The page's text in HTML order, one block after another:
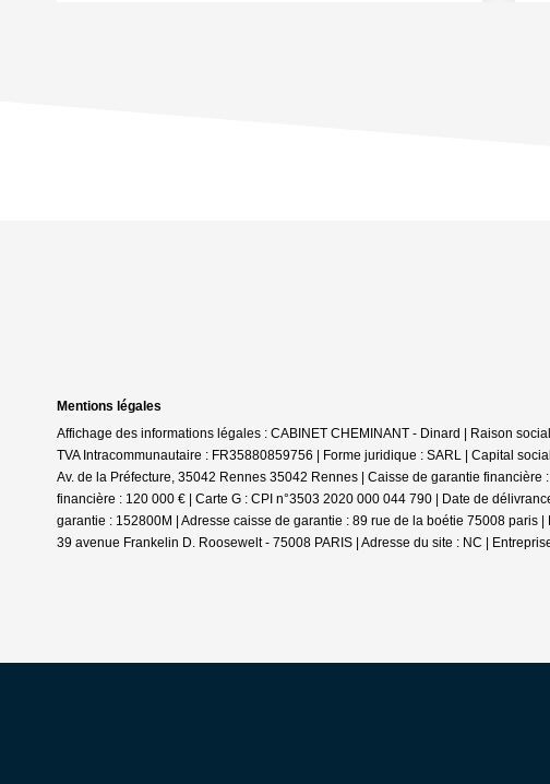
Mentions légales
Affichage des informations légales : CABINET CHEMINANT - Dinard | Raison
TVA Intracommunautaire : FR35880859756 | Forme juridique : SARL | Capital
Av. de la Préfecture, 35042 Rennes 35042 Rennes | Caisse de garantie
financière : 120 000 € | Carte G : CPI n°3503 2020 000 044 790 | Date de
garantie : 152800M | Adresse caisse de garantie : 89 rue de la boétie 75008 paris
39 avenue Frankelin D. Roosewelt - 75008 PARIS | Adresse du site : NC |